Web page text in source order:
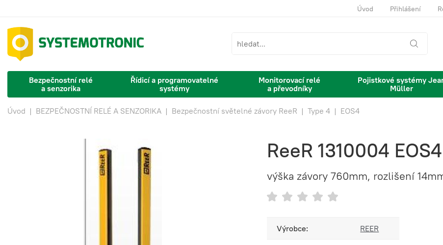
Úvod Přihlášení
Bezpečnostní relé
a senzorika
Řídicí a programovatelné
systémy
Monitorovací relé
a převodníky
Pojistkové systémy
Müller
Úvod | BEZPEČNOSTNÍ RELÉ A SENZORIKA | Bezpečnostní světelné závory ReeR | Type 4 | EOS4
ReeR 1310004
výška závory 760mm, rozlišení
Výrobce: REER